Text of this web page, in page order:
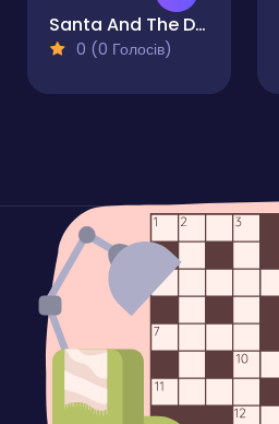
Santa And The Dungeon Of Doom
0 (0 Голосів)